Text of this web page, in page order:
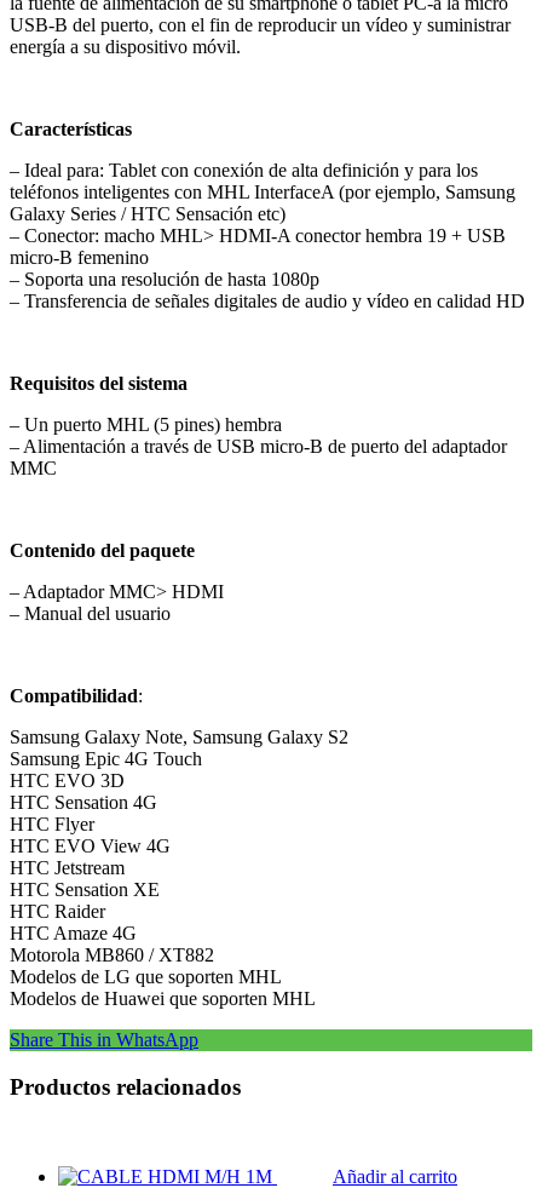
USB-B del puerto, con el fin de reproducir un vídeo y suministrar
energía a su dispositivo móvil.
Características
– Ideal para: Tablet con conexión de alta definición y para los
teléfonos inteligentes con MHL InterfaceA (por ejemplo, Samsung
Galaxy Series / HTC Sensación etc)
– Conector: macho MHL> HDMI-A conector hembra 19 + USB
micro-B femenino
– Soporta una resolución de hasta 1080p
– Transferencia de señales digitales de audio y vídeo en calidad HD
Requisitos del sistema
– Un puerto MHL (5 pines) hembra
– Alimentación a través de USB micro-B de puerto del adaptador
MMC
Contenido del paquete
– Adaptador MMC> HDMI
– Manual del usuario
Compatibilidad:
Samsung Galaxy Note, Samsung Galaxy S2
Samsung Epic 4G Touch
HTC EVO 3D
HTC Sensation 4G
HTC Flyer
HTC EVO View 4G
HTC Jetstream
HTC Sensation XE
HTC Raider
HTC Amaze 4G
Motorola MB860 / XT882
Modelos de LG que soporten MHL
Modelos de Huawei que soporten MHL
Share This in WhatsApp
Productos relacionados
Añadir al carrito